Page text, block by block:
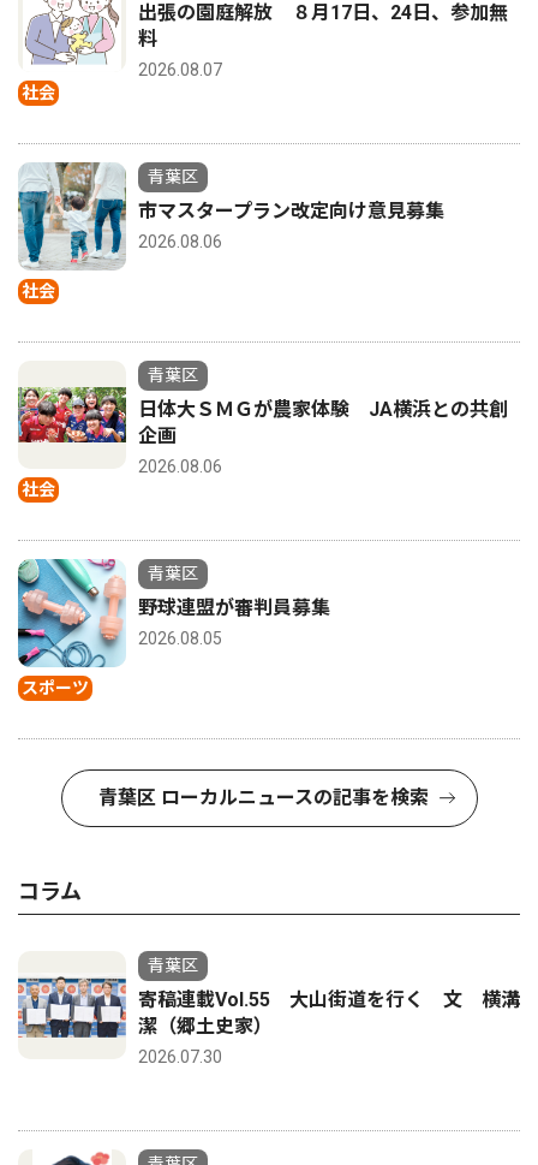
社会
出張の園庭解放 ８月17日、24日、参加無
料
2026.08.07
社会
青葉区
市マスタープラン改定向け意見募集
2026.08.06
社会
青葉区
日体大ＳＭＧが農家体験 JA横浜との共創
企画
2026.08.06
スポーツ
青葉区
野球連盟が審判員募集
2026.08.05
青葉区 ローカルニュースの記事を検索
コラム
青葉区
寄稿連載Vol.55 大山街道を行く 文 横溝
潔（郷土史家）
2026.07.30